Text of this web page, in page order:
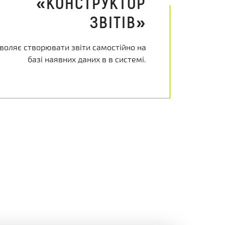
ЗВІТІВ»
створювати звіти самостійно на
базі наявних даних в в системі.